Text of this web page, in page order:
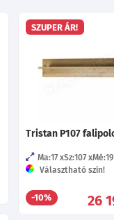
SZUPER ÁR!
Tristan P107
Ma:17 Sz:107 Mé:19
Választható szín!
-10% 26